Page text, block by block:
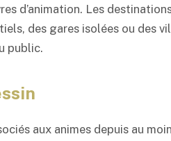
d’animation. Les
des gares isolées ou des
public.
aux animes depuis au